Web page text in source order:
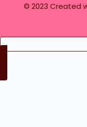
© 2023 Created